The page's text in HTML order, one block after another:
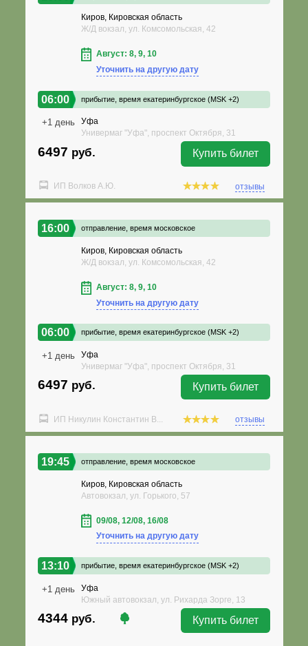
Киров, Кировская область
Ж/Д вокзал, ул. Комсомольская, 42
Август: 8, 9, 10
Уточнить на другую дату
06:00 прибытие, время екатеринбургское (MSK +2)
+1 день
Уфа
Универмаг "Уфа", проспект Октября, 31
6497 руб. Купить билет
ИП Волков А.Ю. отзывы
16:00 отправление, время московское
Киров, Кировская область
Ж/Д вокзал, ул. Комсомольская, 42
Август: 8, 9, 10
Уточнить на другую дату
06:00 прибытие, время екатеринбургское (MSK +2)
+1 день
Уфа
Универмаг "Уфа", проспект Октября, 31
6497 руб. Купить билет
ИП Никулин Константин В... отзывы
19:45 отправление, время московское
Киров, Кировская область
Автовокзал, ул. Горького, 57
09/08, 12/08, 16/08
Уточнить на другую дату
13:10 прибытие, время екатеринбургское (MSK +2)
+1 день
Уфа
Южный автовокзал, ул. Рихарда Зорге, 13
4344 руб. Купить билет